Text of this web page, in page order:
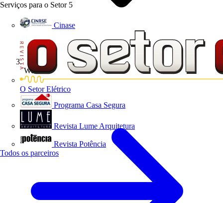
Serviços para o Setor 5
Cinase
O Setor Elétrico
Programa Casa Segura
Revista Lume Arquitetura
Revista Potência
Todos os parceiros
Webinar